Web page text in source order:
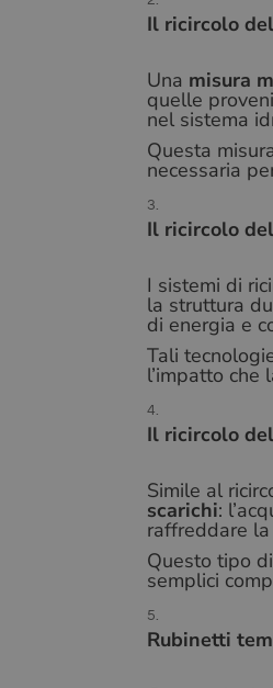
Il ricircolo
Una misura
quelle
nel sistema
Questa
necessaria
Il ricircolo
I sistemi di
la struttura
di energia e
Tali
l’impatto che
Il ricircolo
Simile al
scarichi:
raffreddare
Questo tipo
semplici
Rubinetti